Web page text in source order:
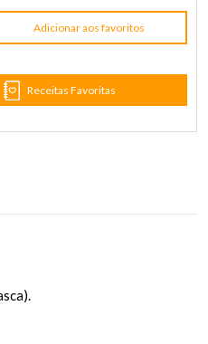
Adicionar aos favoritos
Receitas Favoritas